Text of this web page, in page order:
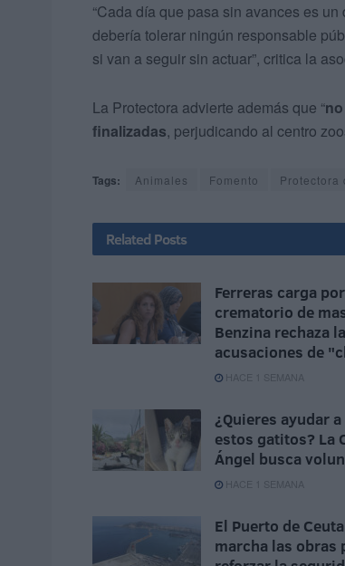
“Cada día que pasa sin avances es
debería tolerar ningún responsable
si van a seguir sin actuar”, critica la
La Protectora advierte además que “
finalizadas, perjudicando al centro
Tags: Animales Fomento Protectora
Related Posts
Ferreras carga
crematorio de
Benzina rechaza
acusaciones de
HACE 1 SEMANA
¿Quieres ayudar
estos gatitos? La
Ángel busca
HACE 1 SEMANA
El Puerto de
marcha las obras